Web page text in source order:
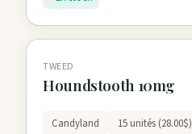
TWEED
Houndstooth 10mg
Candyland 15 unités (28.00$)